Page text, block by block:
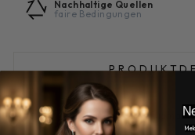
Nachhaltige Quellen
faire Bedingungen
Mehr über